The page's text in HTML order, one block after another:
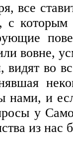
все
с
вовне,
видят во
нами, и
у
из нас